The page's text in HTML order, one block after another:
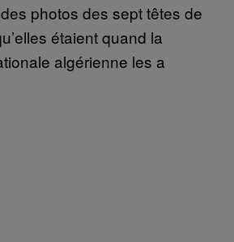
photos des sept têtes de
étaient quand la
algérienne les a